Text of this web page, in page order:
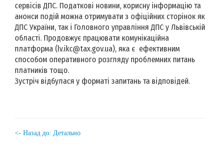
сервісів ДПС. Податкові новини, корисну інформацію та
анонси подій можна отримувати з офіційних сторінок як
ДПС України, так і Головного управління ДПС у Львівській
області. Продовжує працювати комунікаційна
платформа (lv.ikc@tax.gov.ua), яка є ефективним
способом оперативного розгляду проблемних питань
платників тощо.
Зустріч відбулася у форматі запитань та відповідей.
<- Назад до: Детально